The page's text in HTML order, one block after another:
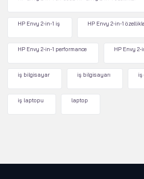
HP Envy 2-in-1 iş HP Envy 2-in-1
HP Envy 2-in-1 performance HP Envy 2-
iş bilgisayar iş bilgisayarı iş
iş laptopu laptop